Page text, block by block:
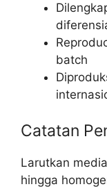
batch
Catatan
Larutkan
hingga